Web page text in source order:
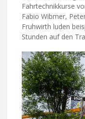
Fahrtechnikkurse
Fabio Wibmer,
Fruhwirth luden
Stunden auf den